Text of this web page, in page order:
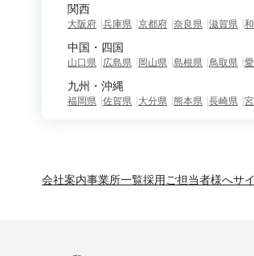
関西
大阪府 兵庫県 京都府 奈良県 滋賀県
中国・四国
山口県 広島県 岡山県 島根県 鳥取県
九州・沖縄
福岡県 佐賀県 大分県 熊本県 長崎県
会社案内事業所一覧採用ご担当者様へサ